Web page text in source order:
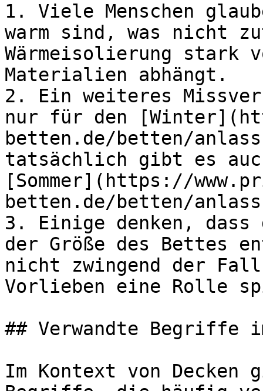
1. Viele Menschen
warm sind, was nicht
Wärmeisolierung stark
Materialien abhängt.
2. Ein weiteres
nur für den
betten.de/betten/
tatsächlich gibt es
[Sommer](https://
betten.de/betten/
3. Einige denken, dass
der Größe des Bettes
nicht zwingend der
Vorlieben eine Rolle
## Verwandte Begriffe
Im Kontext von Decken